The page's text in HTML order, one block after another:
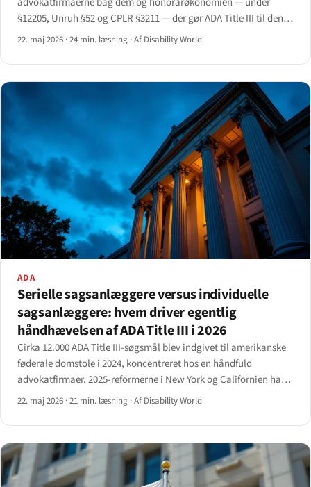
§12205, Unruh §52 og CPLR §3211 — der gør ADA Title III til den
mest advokatdrevne borgerrettighedslov i den føderale
22. maj 2026 ·24 min. læsning ·Af Disability World
ADA
Serielle sagsanlæggere versus individuelle
sagsanlæggere: hvem driver egentlig
håndhævelsen af ADA Title III i 2026
Cirka 12.000 ADA Title III-søgsmål blev indgivet til amerikanske
føderale domstole i 2024, koncentreret hos en håndfuld
advokatfirmaer. 2025-reformerne i New York og Californien har
begyndt at ændre mønsteret — men ikke på den måde,
22. maj 2026 ·21 min. læsning ·Af Disability World